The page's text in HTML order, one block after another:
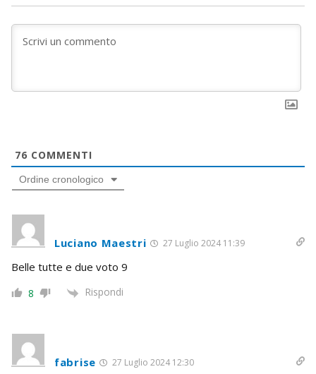
76 COMMENTI
Ordine cronologico
Luciano Maestri 27 Luglio 2024 11:39
Belle tutte e due voto 9
8 Rispondi
fabrise 27 Luglio 2024 12:30